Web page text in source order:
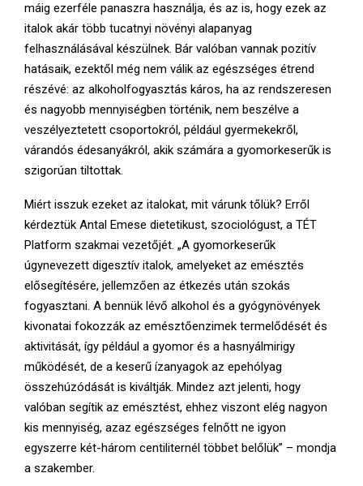
máig ezerféle panaszra használja, és az is, hogy ezek az
italok akár több tucatnyi növényi alapanyag
felhasználásával készülnek. Bár valóban vannak pozitív
hatásaik, ezektől még nem válik az egészséges étrend
részévé: az alkoholfogyasztás káros, ha az rendszeresen
és nagyobb mennyiségben történik, nem beszélve a
veszélyeztetett csoportokról, például gyermekekről,
várandós édesanyákról, akik számára a gyomorkeserűk is
szigorúan tiltottak.
Miért isszuk ezeket az italokat, mit várunk tőlük? Erről
kérdeztük Antal Emese dietetikust, szociológust, a TÉT
Platform szakmai vezetőjét. „A gyomorkeserűk
úgynevezett digesztív italok, amelyeket az emésztés
elősegítésére, jellemzően az étkezés után szokás
fogyasztani. A bennük lévő alkohol és a gyógynövények
kivonatai fokozzák az emésztőenzimek termelődését és
aktivitását, így például a gyomor és a hasnyálmirigy
működését, de a keserű ízanyagok az epehólyag
összehúzódását is kiváltják. Mindez azt jelenti, hogy
valóban segítik az emésztést, ehhez viszont elég nagyon
kis mennyiség, azaz egészséges felnőtt ne igyon
egyszerre két-három centiliternél többet belőlük” – mondja
a szakember.